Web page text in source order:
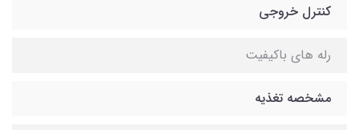
کنترل خروجی
رله های باکیفیت
مشخصه تغذیه